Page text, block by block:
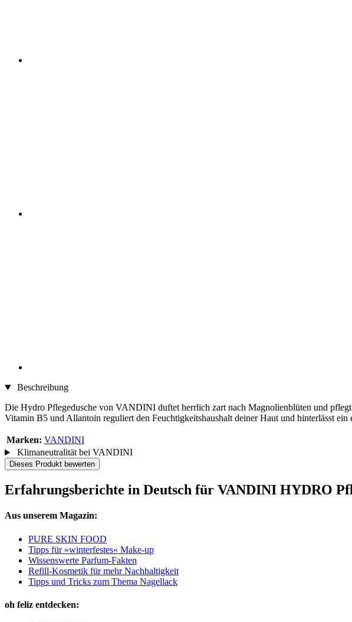
Beschreibung
Die Hydro Pflegedusche von VANDINI duftet herrlich zart nach Magnolienblüten und
Vitamin B5 und Allantoin reguliert den Feuchtigkeitshaushalt deiner Haut und hinterlässt
Marken: VANDINI
Klimaneutralität bei VANDINI
Dieses Produkt bewerten
Erfahrungsberichte in Deutsch für VANDINI HYDRO
Aus unserem Magazin:
PURE SKIN FOOD
Tipps für »winterfestes« Make-up
Wissenswerte Parfum-Fakten
Refill-Kosmetik für mehr Nachhaltigkeit
Tipps und Tricks zum Thema Nagellack
oh feliz entdecken: